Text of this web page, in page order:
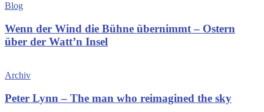
Blog
Wenn der Wind die Bühne übernimmt – Ostern
über der Watt’n Insel
Archiv
Peter Lynn – The man who reimagined the sky